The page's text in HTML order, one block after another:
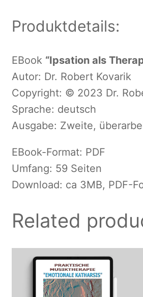
Produktdetails:
EBook “Ipsation als
Autor: Dr. Robert Kovarik
Copyright: © 2023 Dr.
Sprache: deutsch
Ausgabe: Zweite,
EBook-Format: PDF
Umfang: 59 Seiten
Download: ca 3MB, PDF-
Related